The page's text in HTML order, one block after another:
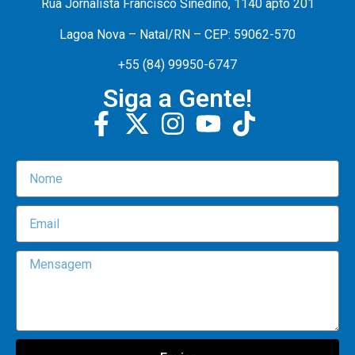
Rua Jornalista Francisco Sinedino, 1140 apto 201
Lagoa Nova – Natal/RN – CEP: 59062-570
+55 (84) 99950-6747
Siga a Gente!